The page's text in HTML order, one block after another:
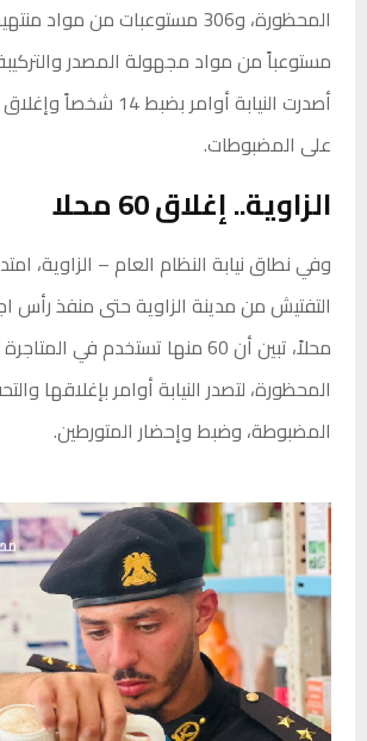
مستوعباً من مواد مجهولة المصدر والتركيبة
أصدرت النيابة أوامر
على المضبوطات.
الزاوية.. إغلاق 60 محلا
وفي نطاق نيابة النظام العام – الزاوية،
محلاً، تبين أن 60 منها تستخدم في
المحظورة، لتصدر النيابة أوامر بإغلاقها
المضبوطة، وضبط وإحضار المتورطين.